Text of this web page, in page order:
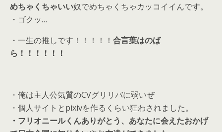
めちゃくちゃいい奴でめちゃくちゃカッコイイんです。
・ゴクッ…
・一生の推しです！！！！！ 合言葉はのば
ら！！！！！！
・俺は主人公気質のCVグリリバに弱いぜ
・個人サイトとpixivを作るくらい狂わされました。
・フリオニールくんありがとう、あなたに会えたおかげ